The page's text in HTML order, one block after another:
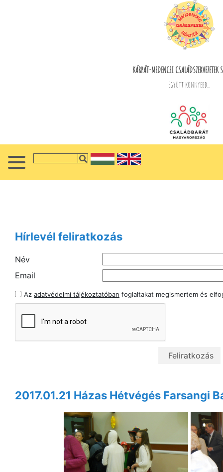
KÁRPÁT-MEDENCEI CSALÁDSZERVEZETEK
Együtt könnyebb...
Hírlevél feliratkozás
Név
Email
Az adatvédelmi tájékoztatóban foglaltakat megismertem és
2017.01.21 Házas Hétvégés Farsangi